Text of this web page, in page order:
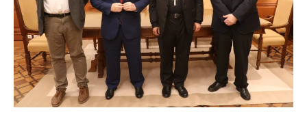
LA
ARCHIDIÓCESIS,
CONSEJO
Y
CAIXABANK
PARA